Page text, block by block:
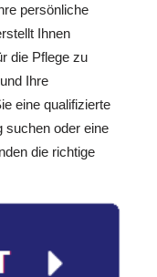
persönliche
Ihnen
die Pflege zu
Ihre
eine qualifizierte
suchen oder eine
die richtige